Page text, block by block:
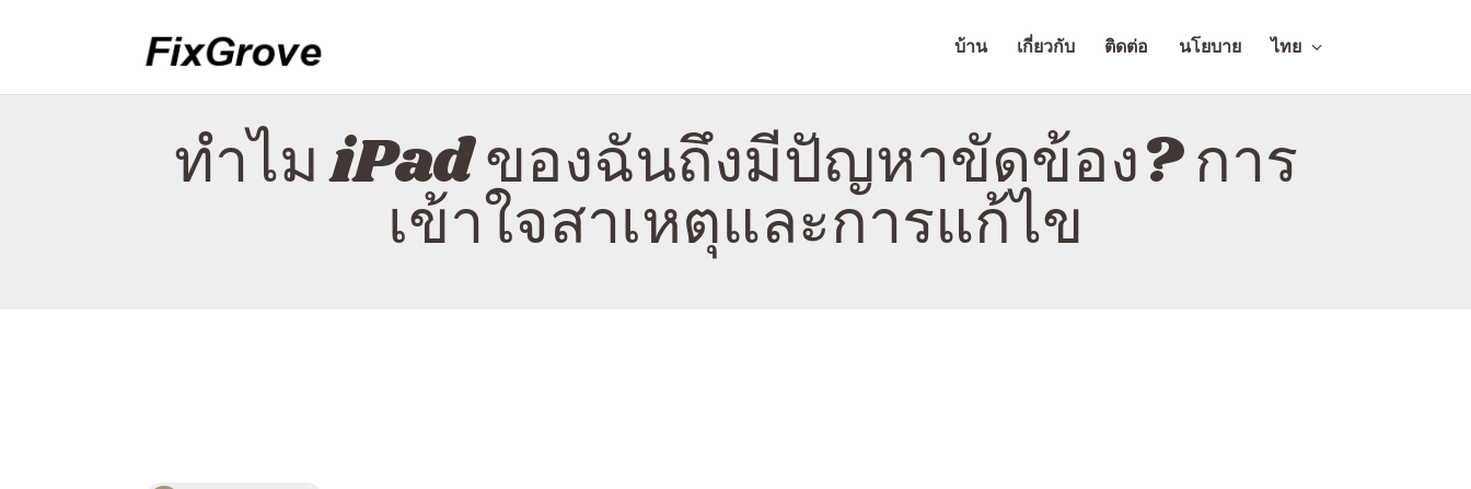
บ้าน เกี่ยวกับ ติดต่อ นโยบาย ไทย
ทำไม iPad ของฉันถึงมีปัญหาขัดข้อง? การ
เข้าใจสาเหตุและการแก้ไข
FIXGROVE
ติดต่อ
นโยบาย
ไทย